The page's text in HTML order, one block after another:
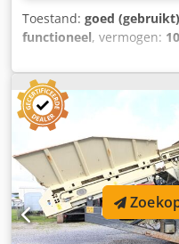
Toestand: goed (gebruikt)
functioneel, vermogen:
,
2022, Motorvermogen:
Transportafmetingen:
Credpezkkgtjfx Adyjf
3.660 x 1.370 mm
Stage V Zeefmachine: 2-
m³ Bedrijfsgewicht:
zeefdek: 3.460 x 1.370 mm